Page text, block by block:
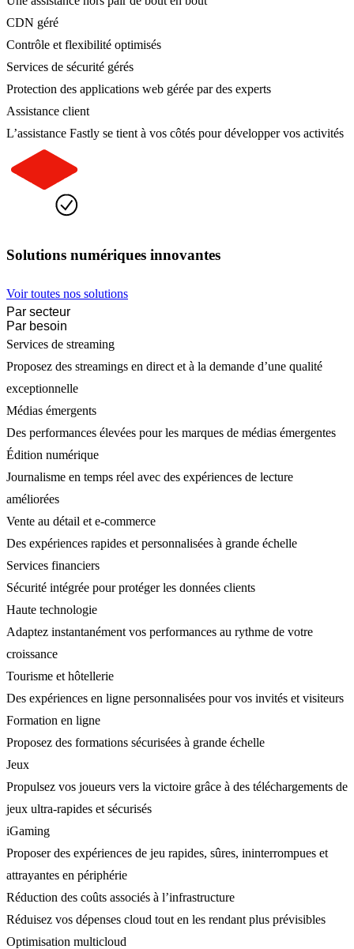
CDN géré
Contrôle et flexibilité optimisés
Services de sécurité gérés
Protection des applications web gérée par des experts
Assistance client
L’assistance Fastly se tient à vos côtés pour développer vos activités
Solutions numériques innovantes
Voir toutes nos solutions
Par secteur
Par besoin
Services de streaming
Proposez des streamings en direct et à la demande d’une qualité
exceptionnelle
Médias émergents
Des performances élevées pour les marques de médias émergentes
Édition numérique
Journalisme en temps réel avec des expériences de lecture
améliorées
Vente au détail et e-commerce
Des expériences rapides et personnalisées à grande échelle
Services financiers
Sécurité intégrée pour protéger les données clients
Haute technologie
Adaptez instantanément vos performances au rythme de votre
croissance
Tourisme et hôtellerie
Des expériences en ligne personnalisées pour vos invités et visiteurs
Formation en ligne
Proposez des formations sécurisées à grande échelle
Jeux
Propulsez vos joueurs vers la victoire grâce à des téléchargements de
jeux ultra-rapides et sécurisés
iGaming
Proposer des expériences de jeu rapides, sûres, ininterrompues et
attrayantes en périphérie
Réduction des coûts associés à l’infrastructure
Réduisez vos dépenses cloud tout en les rendant plus prévisibles
Optimisation multicloud